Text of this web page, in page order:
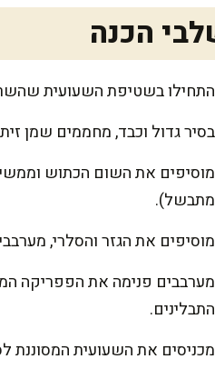
הכנה
התחילו בשטיפת השעועית
בסיר גדול וכבד, מחממים שמן
מוסיפים את השום הכתוש
מתבשל).
מוסיפים את הגזר והסלרי,
מערבבים פנימה את הפפריקה
התבלינים.
מכניסים את השעועית המסוננת